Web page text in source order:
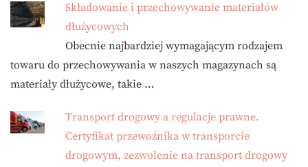
Składowanie i przechowywanie materiałów
dłużycowych
Obecnie najbardziej wymagającym rodzajem
towaru do przechowywania w naszych magazynach są
materiały dłużycowe, takie …
Transport drogowy a regulacje prawne.
Certyfikat przewoźnika w transporcie
drogowym, zezwolenie na transport drogowy